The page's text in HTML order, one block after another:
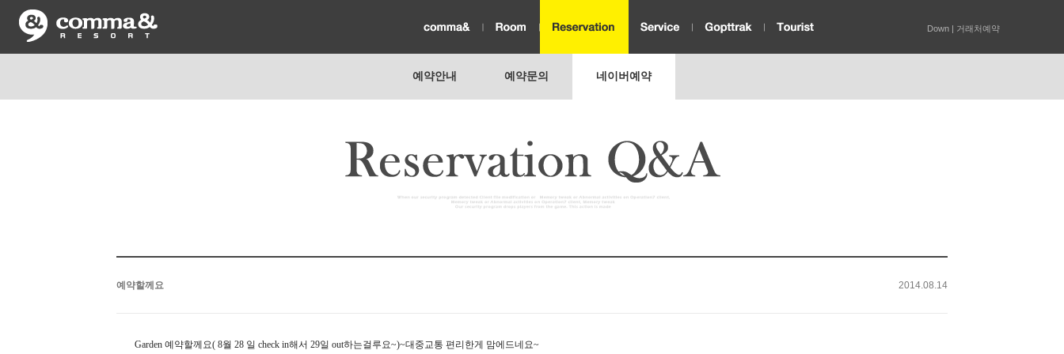
Down | 거래처예약
예약안내 예약문의 네이버예약
예약할께요 2014.08.14
Garden 예약할께요( 8월 28 일 check in해서 29일 out하는걸루요~)~대중교통 편리한게 맘에드네요~